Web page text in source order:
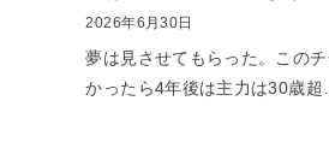
2026年6月30日
夢は見させてもらった。この
かったら4年後は主力は30歳